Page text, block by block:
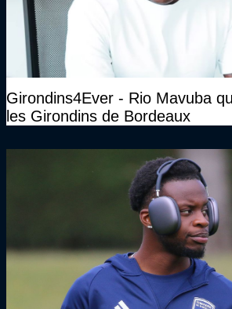
Girondins4Ever - Rio Mavuba
les Girondins de Bordeaux